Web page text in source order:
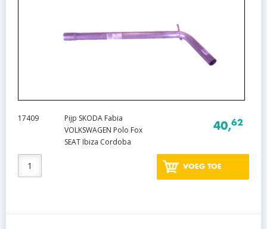
17409
Pijp SKODA Fabia
VOLKSWAGEN Polo Fox
SEAT Ibiza Cordoba
40,62
VOEG TOE